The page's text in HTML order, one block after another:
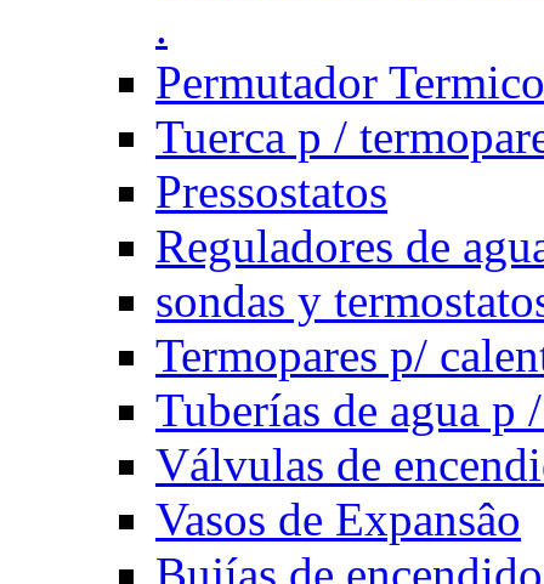
.
Permutador Termico
Tuerca p /
Pressostatos
Reguladores de
sondas y
Termopares p/
Tuberías de agua p
Válvulas de
Vasos de Expansâo